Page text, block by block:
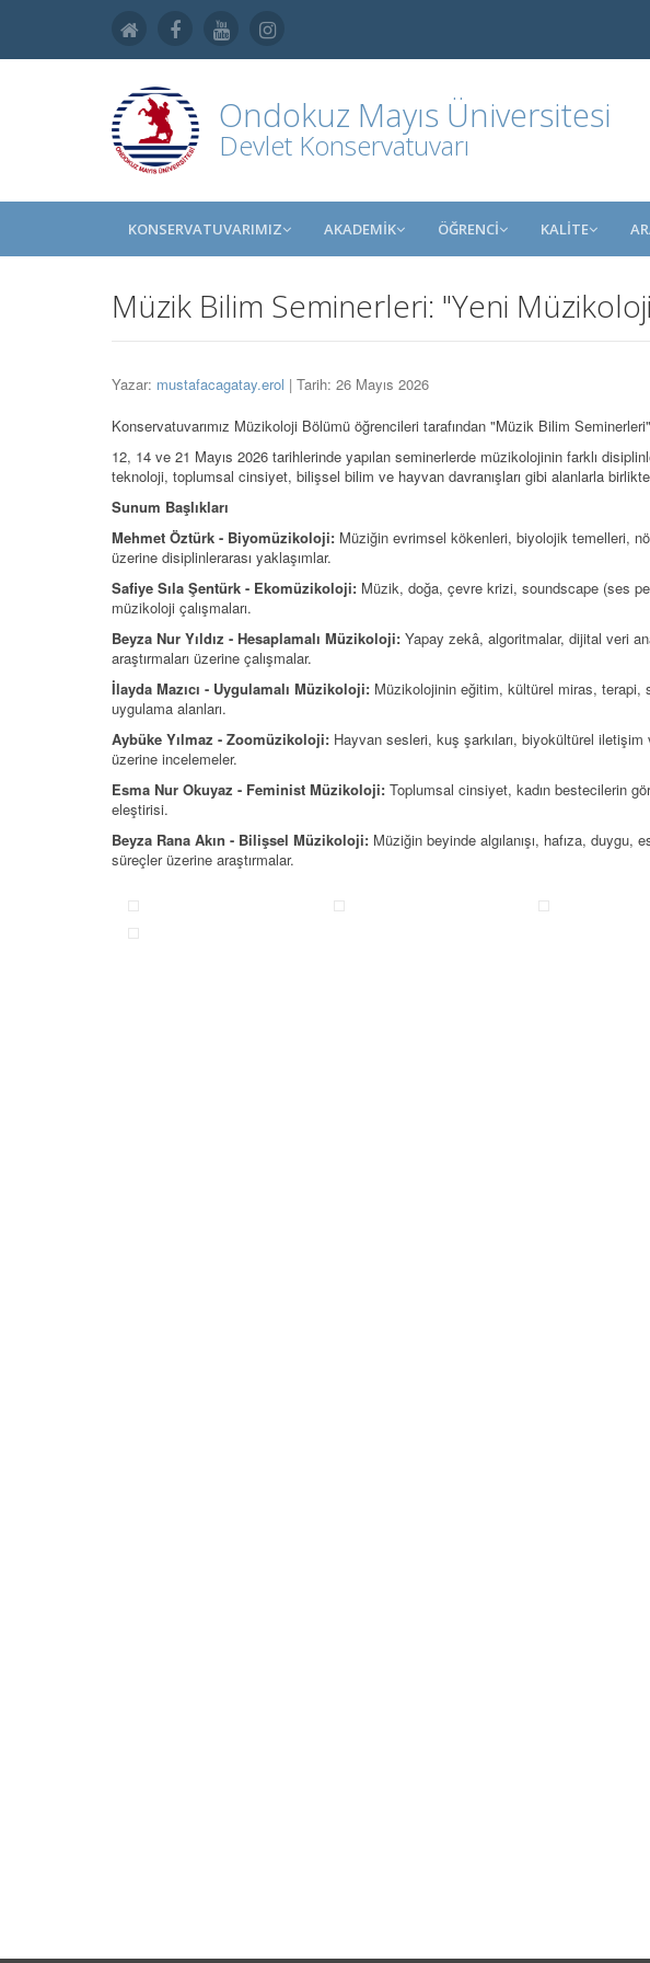
Ondokuz Mayıs Üniversitesi
Devlet Konservatuvarı
KONSERVATUVARIMIZ AKADEMİK ÖĞRENCİ KALİTE
Müzik Bilim Seminerleri: "Yeni
Yazar: mustafacagatay.erol | Tarih: 26 Mayıs 2026
Konservatuvarımız Müzikoloji Bölümü öğrencileri tarafından "Müzik Bilim
12, 14 ve 21 Mayıs 2026 tarihlerinde yapılan seminerlerde müzikolojinin farklı
teknoloji, toplumsal cinsiyet, bilişsel bilim ve hayvan davranışları gibi alanlarla birlikte
Sunum Başlıkları
Mehmet Öztürk - Biyomüzikoloji: Müziğin evrimsel kökenleri, biyolojik temelleri,
üzerine disiplinlerarası yaklaşımlar.
Safiye Sıla Şentürk - Ekomüzikoloji: Müzik, doğa, çevre krizi, soundscape (ses
müzikoloji çalışmaları.
Beyza Nur Yıldız - Hesaplamalı Müzikoloji: Yapay zekâ, algoritmalar, dijital veri
araştırmaları üzerine çalışmalar.
İlayda Mazıcı - Uygulamalı Müzikoloji: Müzikolojinin eğitim, kültürel miras, terapi,
uygulama alanları.
Aybüke Yılmaz - Zoomüzikoloji: Hayvan sesleri, kuş şarkıları, biyokültürel iletişim
üzerine incelemeler.
Esma Nur Okuyaz - Feminist Müzikoloji: Toplumsal cinsiyet, kadın bestecilerin
eleştirisi.
Beyza Rana Akın - Bilişsel Müzikoloji: Müziğin beyinde algılanışı, hafıza,
süreçler üzerine araştırmalar.